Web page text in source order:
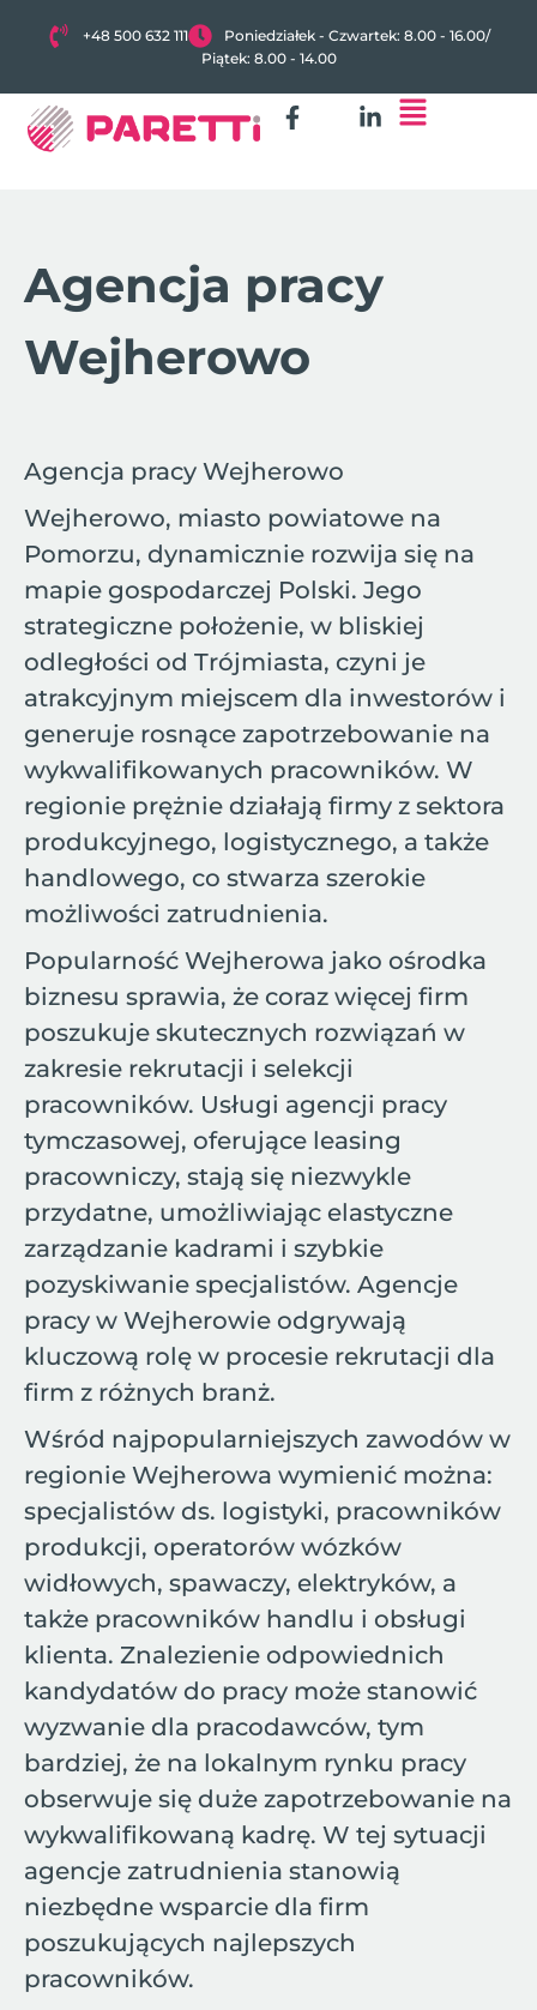
+48 500 632 111 Poniedziałek - Czwartek: 8.00 - 16.00/
Piątek: 8.00 - 14.00
Agencja pracy
Wejherowo
Agencja pracy Wejherowo
Wejherowo, miasto powiatowe na
Pomorzu, dynamicznie rozwija się na
mapie gospodarczej Polski. Jego
strategiczne położenie, w bliskiej
odległości od Trójmiasta, czyni je
atrakcyjnym miejscem dla inwestorów i
generuje rosnące zapotrzebowanie na
wykwalifikowanych pracowników. W
regionie prężnie działają firmy z sektora
produkcyjnego, logistycznego, a także
handlowego, co stwarza szerokie
możliwości zatrudnienia.
Popularność Wejherowa jako ośrodka
biznesu sprawia, że coraz więcej firm
poszukuje skutecznych rozwiązań w
zakresie rekrutacji i selekcji
pracowników. Usługi agencji pracy
tymczasowej, oferujące leasing
pracowniczy, stają się niezwykle
przydatne, umożliwiając elastyczne
zarządzanie kadrami i szybkie
pozyskiwanie specjalistów. Agencje
pracy w Wejherowie odgrywają
kluczową rolę w procesie rekrutacji dla
firm z różnych branż.
Wśród najpopularniejszych zawodów w
regionie Wejherowa wymienić można:
specjalistów ds. logistyki, pracowników
produkcji, operatorów wózków
widłowych, spawaczy, elektryków, a
także pracowników handlu i obsługi
klienta. Znalezienie odpowiednich
kandydatów do pracy może stanowić
wyzwanie dla pracodawców, tym
bardziej, że na lokalnym rynku pracy
obserwuje się duże zapotrzebowanie na
wykwalifikowaną kadrę. W tej sytuacji
agencje zatrudnienia stanowią
niezbędne wsparcie dla firm
poszukujących najlepszych
pracowników.